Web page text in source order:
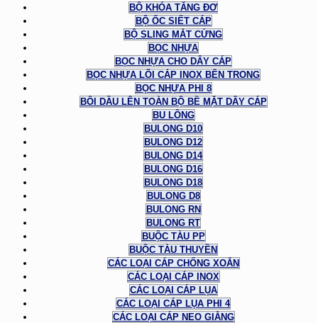
BỘ KHÓA TĂNG ĐƠ
BỘ ỐC SIẾT CÁP
BỘ SLING MẮT CỨNG
BỌC NHỰA
BỌC NHỰA CHO DÂY CÁP
BỌC NHỰA LÕI CÁP INOX BÊN TRONG
BỌC NHỰA PHI 8
BÔI DẦU LÊN TOÀN BỘ BỀ MẶT DÂY CÁP
BU LÔNG
BULONG D10
BULONG D12
BULONG D14
BULONG D16
BULONG D18
BULONG D8
BULONG RN
BULONG RT
BUỘC TÀU PP
BUỘC TÀU THUYỀN
CÁC LOẠI CÁP CHỐNG XOẮN
CÁC LOẠI CÁP INOX
CÁC LOẠI CÁP LỤA
CÁC LOẠI CÁP LỤA PHI 4
CÁC LOẠI CÁP NEO GIẰNG